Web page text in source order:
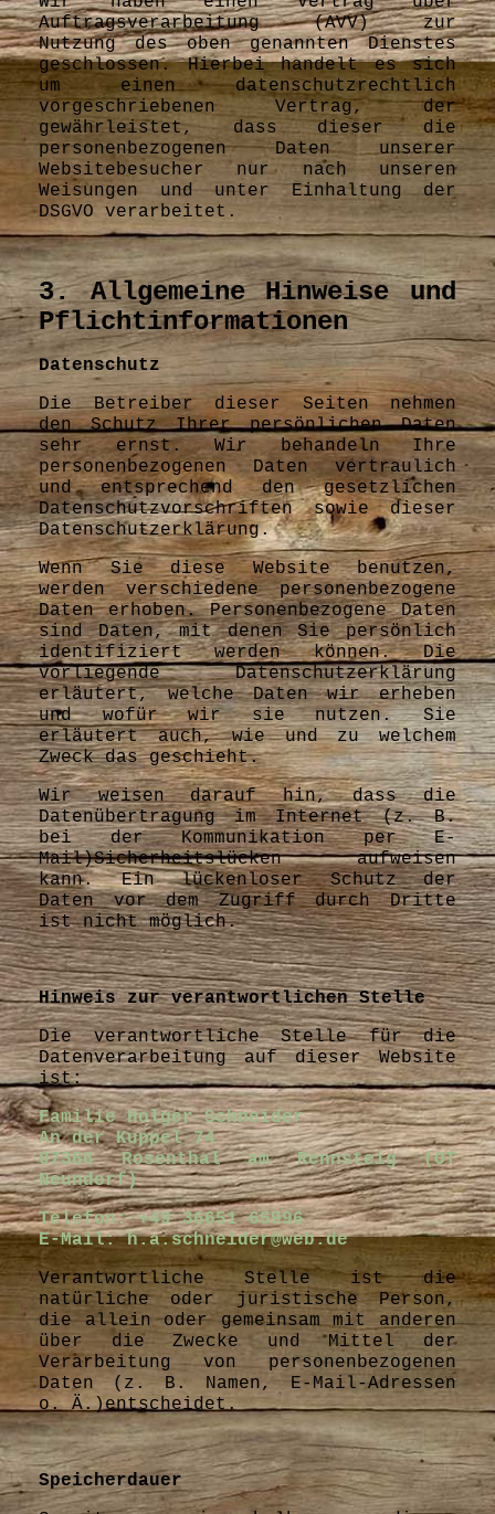
Auftragsverarbeitung (AVV) zur
Nutzung des oben genannten Dienstes
geschlossen. Hierbei handelt es sich
um einen datenschutzrechtlich
vorgeschriebenen Vertrag, der
gewährleistet, dass dieser die
personenbezogenen Daten unserer
Websitebesucher nur nach unseren
Weisungen und unter Einhaltung der
DSGVO verarbeitet.
3. Allgemeine Hinweise und
Pflichtinformationen
Datenschutz
Die Betreiber dieser Seiten nehmen
den Schutz Ihrer persönlichen Daten
sehr ernst. Wir behandeln Ihre
personenbezogenen Daten vertraulich
und entsprechend den gesetzlichen
Datenschutzvorschriften sowie dieser
Datenschutzerklärung.
Wenn Sie diese Website benutzen,
werden verschiedene personenbezogene
Daten erhoben. Personenbezogene Daten
sind Daten, mit denen Sie persönlich
identifiziert werden können. Die
vorliegende Datenschutzerklärung
erläutert, welche Daten wir erheben
und wofür wir sie nutzen. Sie
erläutert auch, wie und zu welchem
Zweck das geschieht.
Wir weisen darauf hin, dass die
Datenübertragung im Internet (z. B.
bei der Kommunikation per E-
Mail)Sicherheitslücken aufweisen
kann. Ein lückenloser Schutz der
Daten vor dem Zugriff durch Dritte
ist nicht möglich.
Hinweis zur verantwortlichen Stelle
Die verantwortliche Stelle für die
Datenverarbeitung auf dieser Website
ist:
Familie Holger Schneider
An der Kuppel 74
07366 Rosenthal am Rennsteig (OT
Neundorf)
Telefon: +49 36651 65996
E-Mail: h.a.schneider@web.de
Verantwortliche Stelle ist die
natürliche oder juristische Person,
die allein oder gemeinsam mit anderen
über die Zwecke und Mittel der
Verarbeitung von personenbezogenen
Daten (z. B. Namen, E-Mail-Adressen
o. Ä.)entscheidet.
Speicherdauer